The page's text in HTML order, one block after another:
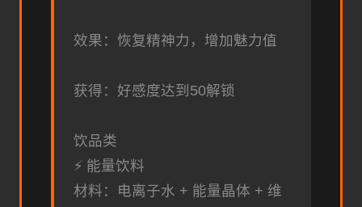
效果：恢复精神力，增加魅力值
获得：好感度达到50解锁
饮品类
⚡ 能量饮料
材料：电离子水 + 能量晶体 + 维